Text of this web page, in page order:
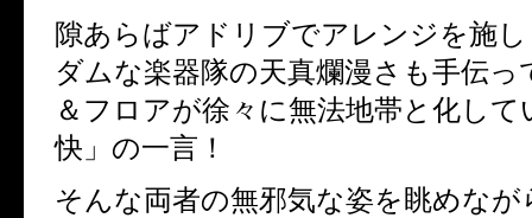
隙あらばアドリブでアレンジを施
ダムな楽器隊の天真爛漫さも手伝っ
＆フロアが徐々に無法地帯と化して
快」の一言！
そんな両者の無邪気な姿を眺めなが